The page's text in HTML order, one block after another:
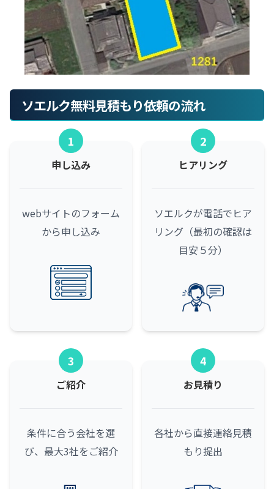
ソエルク無料見積もり依頼の流れ
1
申し込み
webサイトのフォーム
から申し込み
2
ヒアリング
ソエルクが電話でヒア
リング（最初の確認は
目安５分）
3
ご紹介
条件に合う会社を選
び、最大3社をご紹介
4
お見積り
各社から直接連絡見積
もり提出